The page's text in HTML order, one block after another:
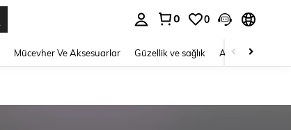
0 0
Mücevher Ve Aksesuarlar Güzellik ve sağlık Ayakkabı